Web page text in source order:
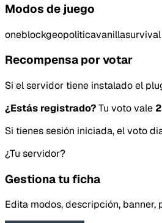
Modos de juego
oneblockgeopoliticavanillasurvival
Recompensa por votar
Si el servidor tiene instalado el
¿Estás registrado?Tu voto vale
Si tienes sesión iniciada, el voto
¿Tu servidor?
Gestiona tu ficha
Edita modos, descripción,